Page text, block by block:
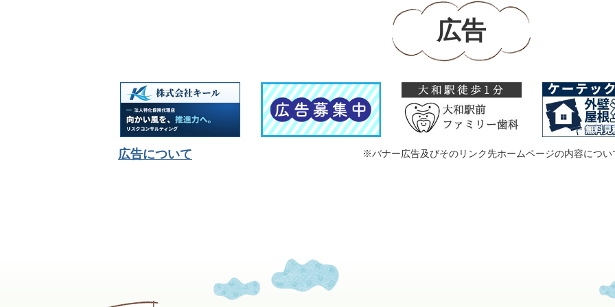
広告
広告について ※バナー広告及びそのリンク先ホームページの内容につ